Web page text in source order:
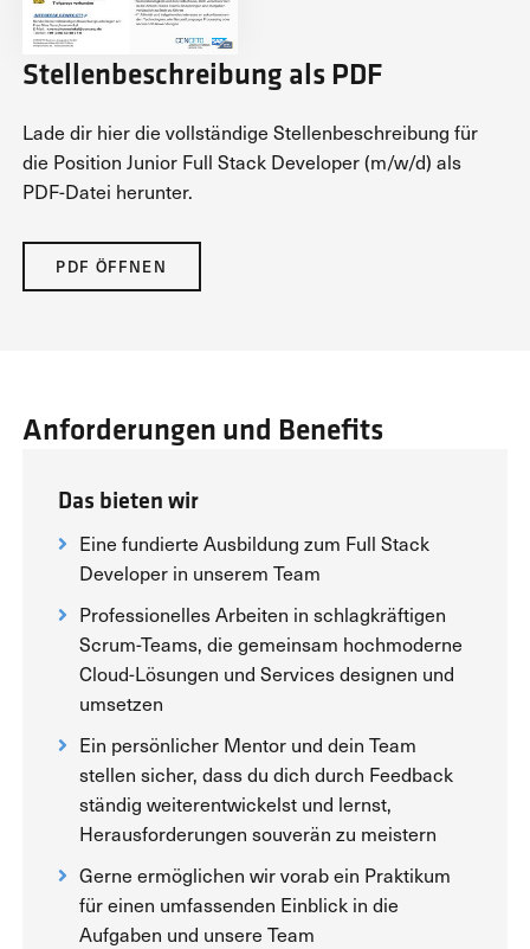
Stellenbeschreibung als PDF
Lade dir hier die vollständige Stellenbeschreibung für
die Position Junior Full Stack Developer (m/w/d) als
PDF-Datei herunter.
PDF ÖFFNEN
Anforderungen und Benefits
Das bieten wir
Eine fundierte Ausbildung zum Full Stack
Developer in unserem Team
Professionelles Arbeiten in schlagkräftigen
Scrum-Teams, die gemeinsam hochmoderne
Cloud-Lösungen und Services designen und
umsetzen
Ein persönlicher Mentor und dein Team
stellen sicher, dass du dich durch Feedback
ständig weiterentwickelst und lernst,
Herausforderungen souverän zu meistern
Gerne ermöglichen wir vorab ein Praktikum
für einen umfassenden Einblick in die
Aufgaben und unsere Team